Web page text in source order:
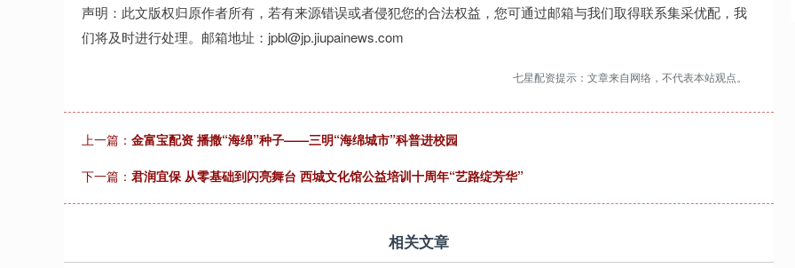
声明：此文版权归原作者所有，若有来源错误或者侵犯您的合法权益，您可通过邮箱与我们取得联系集采优配，我
们将及时进行处理。邮箱地址：jpbl@jp.jiupainews.com
七星配资提示：文章来自网络，不代表本站观点。
上一篇： 金富宝配资 播撒“海绵”种子——三明“海绵城市”科普进校园
下一篇： 君润宜保 从零基础到闪亮舞台 西城文化馆公益培训十周年“艺路绽芳华”
相关文章